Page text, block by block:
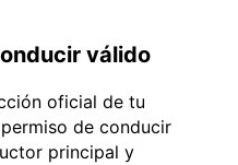
válido
oficial de tu
de conducir
principal y